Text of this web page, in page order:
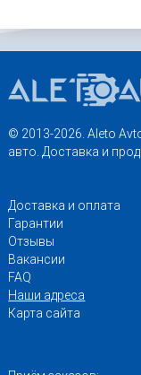
© 2013-2026. Aleto
авто. Доставка и
Доставка и оплата
Гарантии
Отзывы
Вакансии
FAQ
Наши адреса
Карта сайта